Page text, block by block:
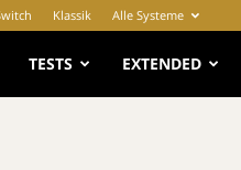
Klassik Alle Systeme
TESTS EXTENDED